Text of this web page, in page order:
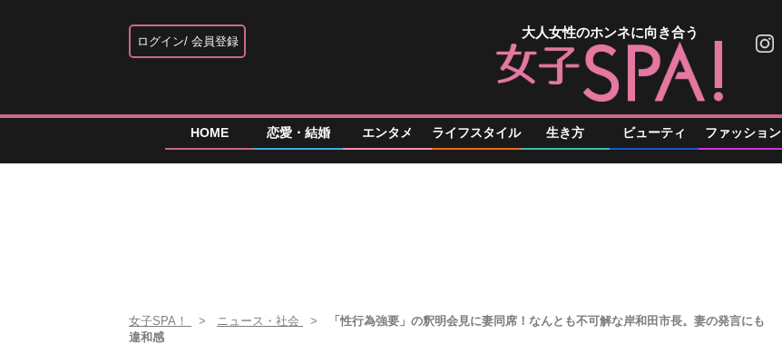
ログイン 会員登録
大人女性のホンネに向き合う
HOME 恋愛・結婚 エンタメ ライフスタイル 生き方 ビューティ ファッション
女子SPA！ ニュース・社会
「性行為強要」の釈明会見に妻同席！なんとも不可解な岸和田市長。妻の発言にも
違和感